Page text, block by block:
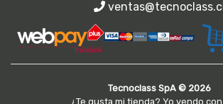
ventas@tecnoclass.cl
Tecnoclass SpA © 2026
¿Te gusta mi tienda? Yo vendo con